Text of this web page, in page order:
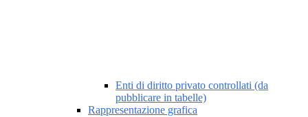
Enti di diritto privato controllati (da
pubblicare in tabelle)
Rappresentazione grafica